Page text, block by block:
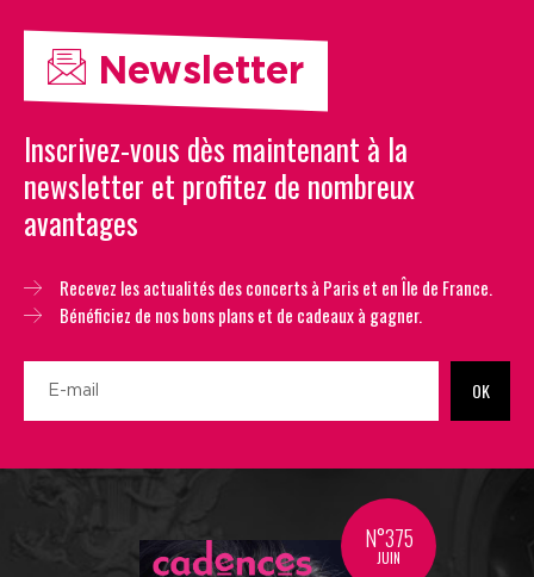
Newsletter
Inscrivez-vous dès maintenant à la
newsletter et profitez de nombreux
avantages
Recevez les actualités des concerts à Paris et en Île de France.
Bénéficiez de nos bons plans et de cadeaux à gagner.
OK
N°375
JUIN